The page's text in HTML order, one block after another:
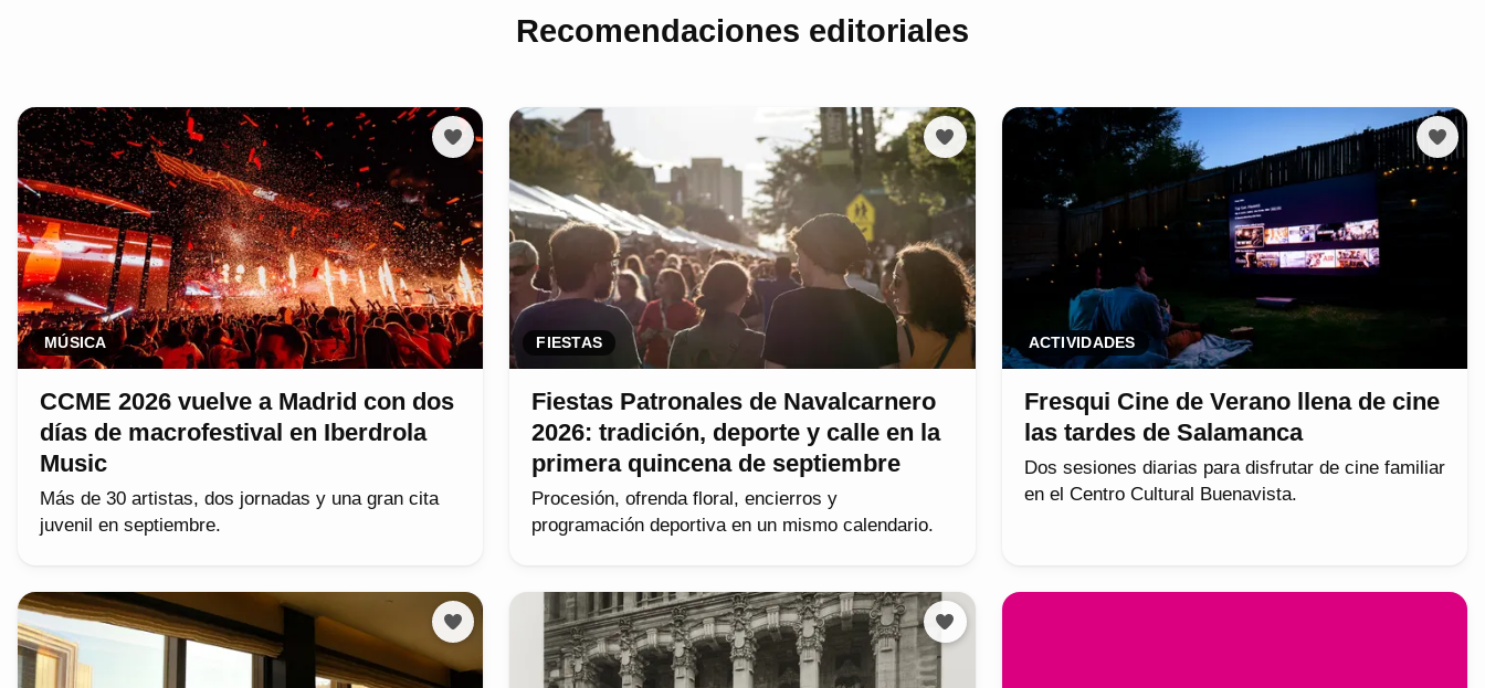
Recomendaciones editoriales
MÚSICA
CCME 2026 vuelve a Madrid con dos
días de macrofestival en Iberdrola
Music
Más de 30 artistas, dos jornadas y una gran cita
juvenil en septiembre.
FIESTAS
Fiestas Patronales de Navalcarnero
2026: tradición, deporte y calle en la
primera quincena de septiembre
Procesión, ofrenda floral, encierros y
programación deportiva en un mismo calendario.
ACTIVIDADES
Fresqui Cine de Verano llena de cine
las tardes de Salamanca
Dos sesiones diarias para disfrutar de cine familiar
en el Centro Cultural Buenavista.